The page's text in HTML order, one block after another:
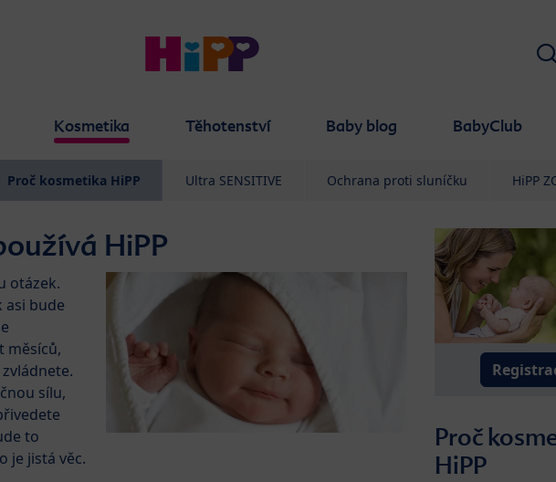
Kosmetika Těhotenství Baby blog BabyClub
Proč kosmetika HiPP Ultra SENSITIVE Ochrana proti sluníčku HiPP
HiPP
otázek.
asi bude
měsíců,
sílu,
to
je jistá věc.
Proč
HiPP